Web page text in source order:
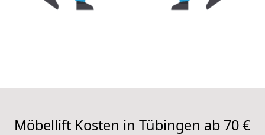
Möbellift Kosten in Tübingen ab 70 €